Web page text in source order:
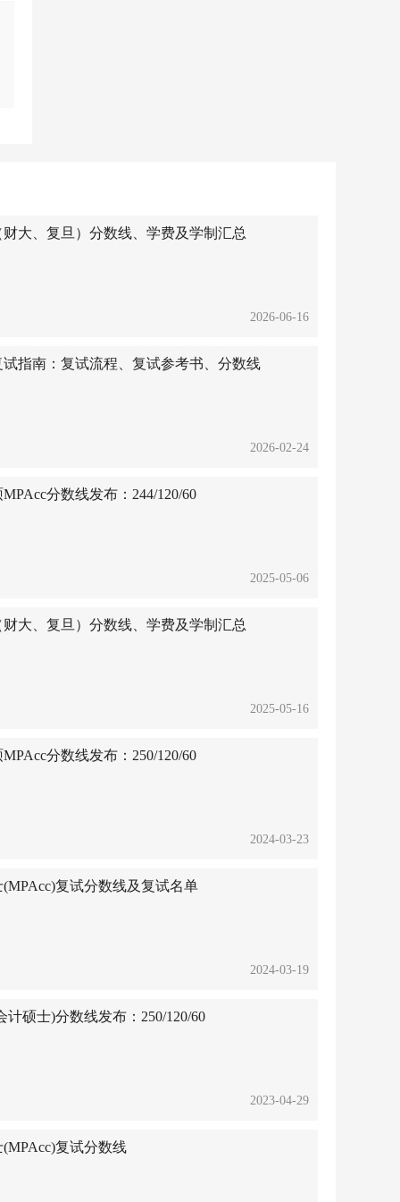
大、复旦）分数线、学费及学制汇总
2026-06-16
指南：复试流程、复试参考书、分数线
2026-02-24
分数线发布：244/120/60
2025-05-06
大、复旦）分数线、学费及学制汇总
2025-05-16
分数线发布：250/120/60
2024-03-23
复试分数线及复试名单
2024-03-19
计硕士)分数线发布：250/120/60
2023-04-29
复试分数线